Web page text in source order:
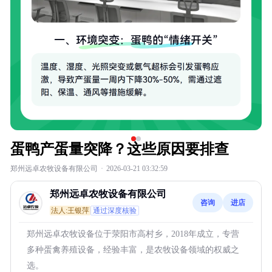
蛋鸭产蛋量突降？这些原因要排查
郑州远卓农牧设备有限公司 · 2026-03-21 03:32:59
郑州远卓农牧设备有限公司
法人:王银萍 通过深度核验
咨询 进店
郑州远卓农牧设备位于荥阳市高村乡，2018年成立，专营
多种蛋禽养殖设备，经验丰富，是农牧设备领域的权威之
选。